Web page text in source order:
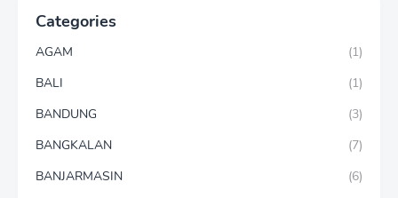
Categories
AGAM
(1)
BALI
(1)
BANDUNG
(3)
BANGKALAN
(7)
BANJARMASIN
(6)